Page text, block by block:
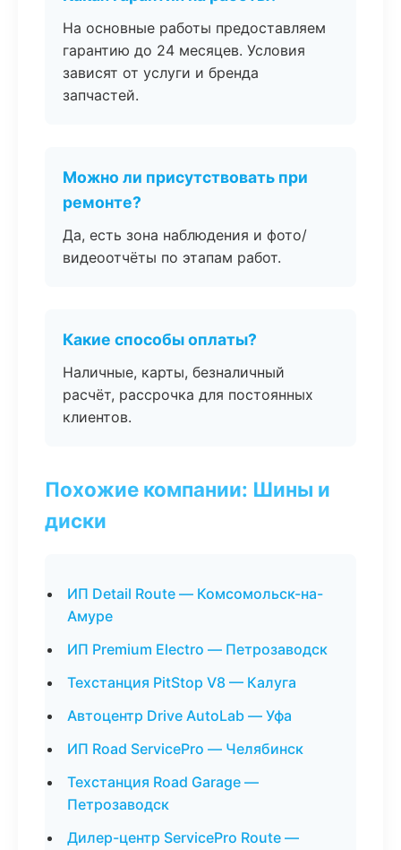
На основные работы предоставляем
гарантию до 24 месяцев. Условия
зависят от услуги и бренда
запчастей.
Можно ли присутствовать при
ремонте?
Да, есть зона наблюдения и фото/
видеоотчёты по этапам работ.
Какие способы оплаты?
Наличные, карты, безналичный
расчёт, рассрочка для постоянных
клиентов.
Похожие компании: Шины и
диски
ИП Detail Route — Комсомольск-на-
Амуре
ИП Premium Electro — Петрозаводск
Техстанция PitStop V8 — Калуга
Автоцентр Drive AutoLab — Уфа
ИП Road ServicePro — Челябинск
Техстанция Road Garage —
Петрозаводск
Дилер-центр ServicePro Route —